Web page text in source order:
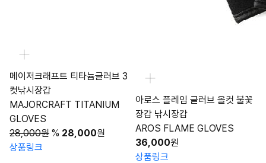
메이저크래프트 티타늄글러브 3
컷낚시장갑
MAJORCRAFT TITANIUM
GLOVES
28,000원 % 28,000원
상품링크
아로스 플레임 글러브 올컷 불꽃
장갑 낚시장갑
AROS FLAME GLOVES
36,000원
상품링크